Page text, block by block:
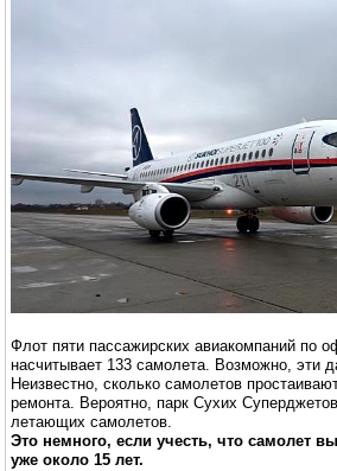
Флот пяти пассажирских авиакомпаний по
насчитывает 133 самолета. Возможно, эти
Неизвестно, сколько самолетов
ремонта. Вероятно, парк Сухих
летающих самолетов.
Это немного, если учесть, что самолет
уже около 15 лет.